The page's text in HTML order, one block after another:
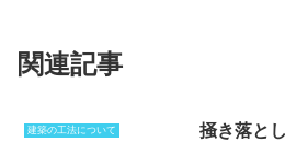
関連記事
建築の工法について 掻き落と